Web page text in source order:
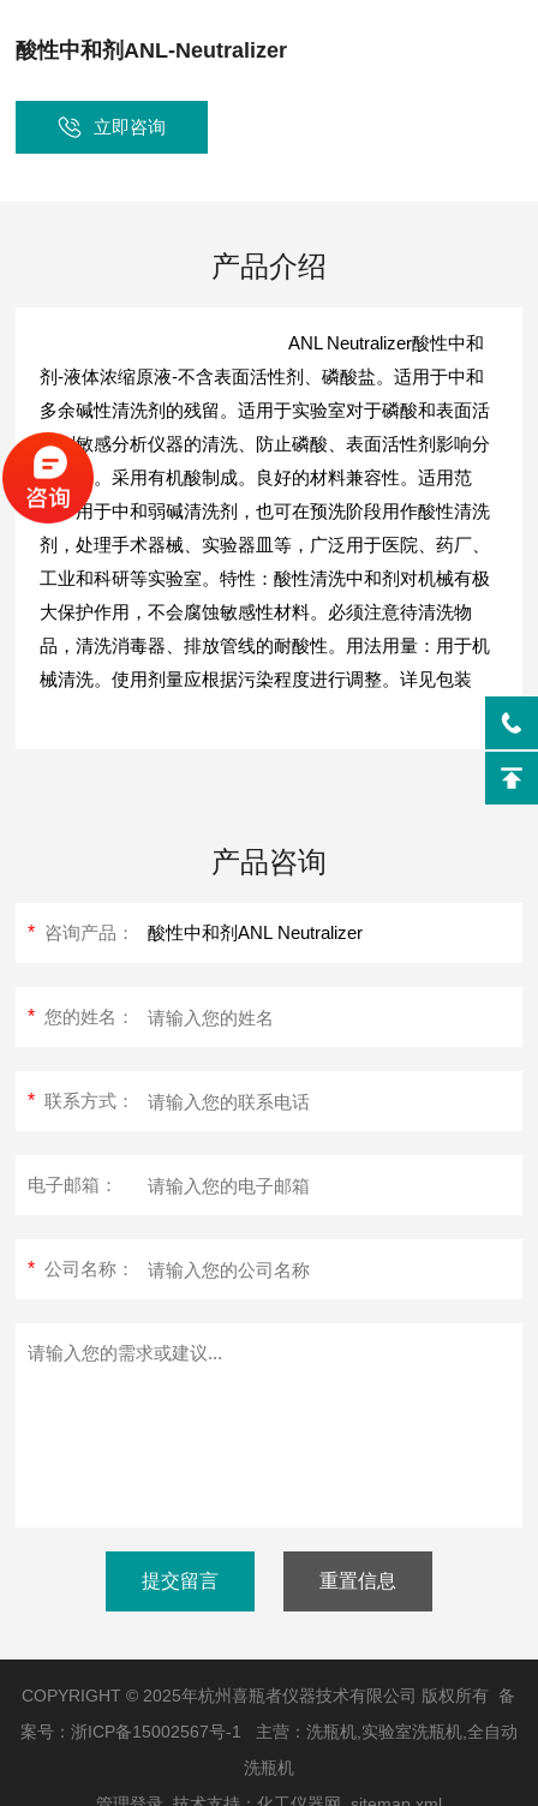
酸性中和剂ANL-Neutralizer
立即咨询
产品介绍
ANL Neutralizer酸性中和
剂-液体浓缩原液-不含表面活性剂、磷酸盐。适用于中和
多余碱性清洗剂的残留。适用于实验室对于磷酸和表面活
性剂敏感分析仪器的清洗、防止磷酸、表面活性剂影响分
析结果。采用有机酸制成。良好的材料兼容性。适用范
围：用于中和弱碱清洗剂，也可在预洗阶段用作酸性清洗
剂，处理手术器械、实验器皿等，广泛用于医院、药厂、
工业和科研等实验室。特性：酸性清洗中和剂对机械有极
大保护作用，不会腐蚀敏感性材料。必须注意待清洗物
品，清洗消毒器、排放管线的耐酸性。用法用量：用于机
械清洗。使用剂量应根据污染程度进行调整。详见包装
产品咨询
* 咨询产品：
* 您的姓名：
* 联系方式：
电子邮箱：
* 公司名称：
提交留言 重置信息
COPYRIGHT © 2025年杭州喜瓶者仪器技术有限公司 版权所有 备
案号： 浙ICP备15002567号-1
主营：洗瓶机,实验室洗瓶机,全自动
洗瓶机